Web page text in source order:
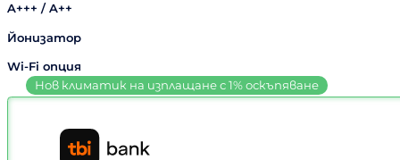
A+++ / A++
Йонизатор
Wi-Fi опция